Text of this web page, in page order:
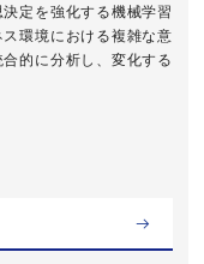
定を強化する機械学習
環境における複雑な意
的に分析し、変化する